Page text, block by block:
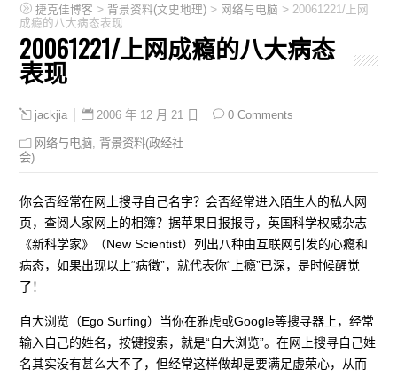
捷克佳博客 > 背景资料(文史地理) > 网络与电脑 > 20061221/上网
成瘾的八大病态表现
20061221/上网成瘾的八大病态
表现
jackjia 2006 年 12 月 21 日 0 Comments
网络与电脑 背景资料(政经社
会)
你会否经常在网上搜寻自己名字？会否经常进入陌生人的私人网
页，查阅人家网上的相簿？据苹果日报报导，英国科学权威杂志
《新科学家》（New Scientist）列出八种由互联网引发的心瘾和
病态，如果出现以上“病徵”，就代表你“上瘾”已深，是时候醒觉
了！
自大浏览（Ego Surfing）当你在雅虎或Google等搜寻器上，经常
输入自己的姓名，按键搜索，就是“自大浏览”。在网上搜寻自己姓
名其实没有甚么大不了，但经常这样做却是要满足虚荣心，从而